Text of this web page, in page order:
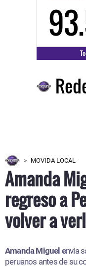
MOVIDA LOCAL
Amanda
regreso a
volver a
Amanda Miguel envía
peruanos antes de su